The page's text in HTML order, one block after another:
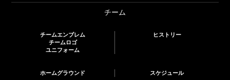
チーム
チームエンブレム
チームロゴ
ユニフォーム
ヒストリー
ホームグラウンド スケジュール